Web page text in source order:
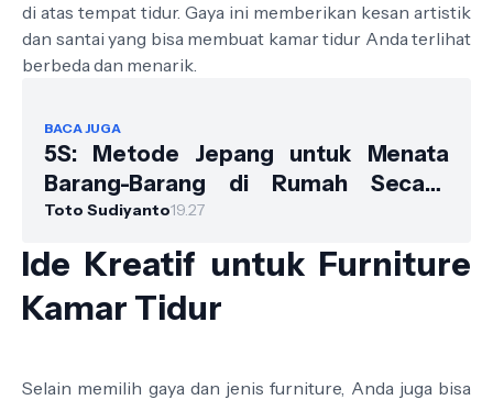
di atas tempat tidur. Gaya ini memberikan kesan artistik
dan santai yang bisa membuat kamar tidur Anda terlihat
berbeda dan menarik.
BACA JUGA
5S: Metode Jepang untuk Menata
Barang-Barang di Rumah Secara
Teratur
Toto Sudiyanto19.27
Ide Kreatif untuk Furniture
Kamar Tidur
Selain memilih gaya dan jenis furniture, Anda juga bisa